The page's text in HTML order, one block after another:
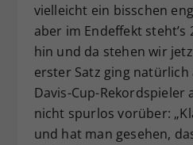
vielleicht ein bisschen
aber im Endeffekt steht’s
hin und da stehen wir
erster Satz ging
Davis-Cup-
nicht spurlos vorüber:
und hat man gesehen,